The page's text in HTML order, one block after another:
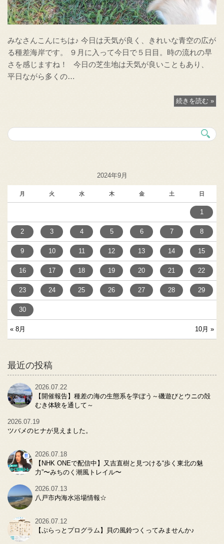
みなさんこんにちは♪ 今日は天気が良く、きれいな青空の広が
る種差海岸です。 ９月に入って今日で５日目。時の流れの早
さを感じますね！ 今日の芝生地は天気が良いこともあり、
平日ながら多くの…
続きを読む »
2024年9月
月 火 水 木 金 土 日
« 8月 10月 »
1
2 3 4 5 6 7 8
9 10 11 12 13 14 15
16 17 18 19 20 21 22
23 24 25 26 27 28 29
30
最近の投稿
2026.07.22
【開催報告】種差の海の生態系を学ぼう～磯遊びとウニの殻
むき体験を通して～
2026.07.19
ツバメのヒナが見えました。
2026.07.18
【NHK ONEで配信中】又吉直樹と見つける“歩く東北の魅
力”〜みちのく潮風トレイル〜
2026.07.13
八戸市内海水浴場情報☆
2026.07.12
【ぷらっとプログラム】貝の風鈴つくってみませんか♪